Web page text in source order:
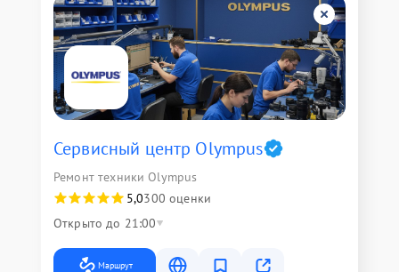
Сервисный центр Olympus
Ремонт техники Olympus
5,0300 оценки
Открыто до 21:00
Маршрут